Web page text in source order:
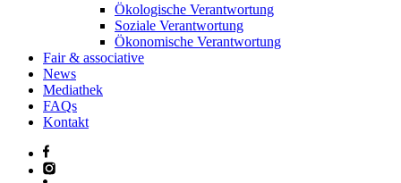
Ökologische Verantwortung
Soziale Verantwortung
Ökonomische Verantwortung
Fair & associative
News
Mediathek
FAQs
Kontakt